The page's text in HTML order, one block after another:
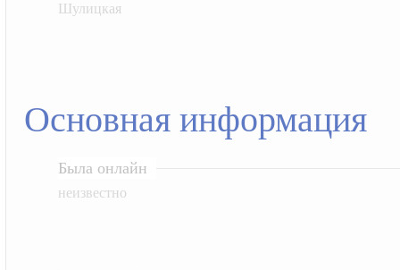
Шулицкая
Основная информация
Была онлайн
неизвестно